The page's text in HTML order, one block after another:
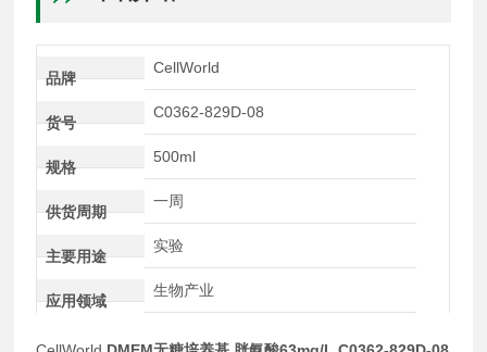
品牌
CellWorld
货号
C0362-829D-08
规格
500ml
供货周期
一周
主要用途
实验
应用领域
生物产业